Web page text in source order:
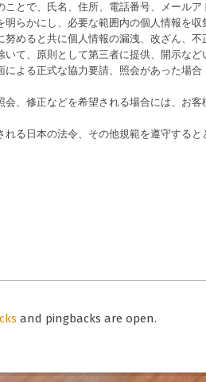
とで、氏名、住所、電話番号、メールア
らかにし、必要な範囲内の個人情報を収
めると共に個人情報の漏洩、改ざん、不
て、原則として第三者に提供、開示など
よる正式な協力要請、照会があった場合
、修正などを希望される場合には、お
る日本の法令、その他規範を遵守する
and pingbacks are open.